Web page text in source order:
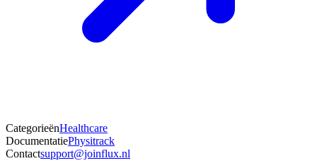
CategorieënHealthcare
DocumentatiePhysitrack
Contactsupport@joinflux.nl